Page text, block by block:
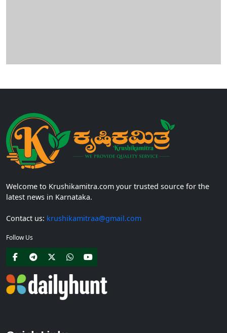
Welcome to Krushikamitra.com your trusted source for the
latest news in Karnataka.
Contact us: krushikamitraa@gmail.com
Follow Us